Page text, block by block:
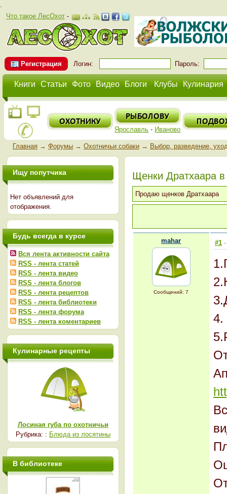
.
Что такое ЛесОхот-
Регистрация Логин: Пароль:
Книги Статьи Фото Видео Блоги Клубы Кулинария
Ярославль - Иваново
Главная→ Форумы→ Охотничьи собаки→ Выбор, разведение,
Щенки Дратхаара в
Продаю щенков Дратхаара
mahar
Сообщений: 7
#1-
4.
Ищу попутчика
Нет объявлений для
отображения.
Будь всегда в курсе
Вся лента активности сайта
RSS - лента статей
RSS - лента видео
RSS - лента блогов
RSS - лента рецептов
RSS - лента библиотеки
RSS - лента форума
RSS - лента коментариев
Кулинарные рецепты
Лосиная губа по охотничьи
Рубрика: : Блюда из лосятины
В библиотеке